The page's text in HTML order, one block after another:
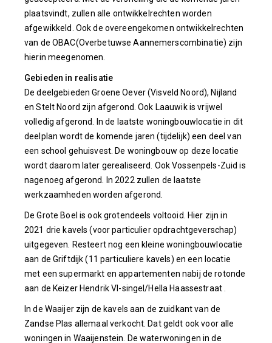
plaatsvindt, zullen alle ontwikkelrechten worden
afgewikkeld. Ook de overeengekomen ontwikkelrechten
van de OBAC(Overbetuwse Aannemerscombinatie) zijn
hierin meegenomen.
Gebieden in realisatie
De deelgebieden Groene Oever (Visveld Noord), Nijland
en Stelt Noord zijn afgerond. Ook Laauwik is vrijwel
volledig afgerond. In de laatste woningbouwlocatie in dit
deelplan wordt de komende jaren (tijdelijk) een deel van
een school gehuisvest. De woningbouw op deze locatie
wordt daarom later gerealiseerd. Ook Vossenpels-Zuid is
nagenoeg afgerond. In 2022 zullen de laatste
werkzaamheden worden afgerond.
De Grote Boel is ook grotendeels voltooid. Hier zijn in
2021 drie kavels (voor particulier opdrachtgeverschap)
uitgegeven. Resteert nog een kleine woningbouwlocatie
aan de Griftdijk (11 particuliere kavels) en een locatie
met een supermarkt en appartementen nabij de rotonde
aan de Keizer Hendrik VI-singel/Hella Haassestraat .
In de Waaijer zijn de kavels aan de zuidkant van de
Zandse Plas allemaal verkocht. Dat geldt ook voor alle
woningen in Waaijenstein. De waterwoningen in de